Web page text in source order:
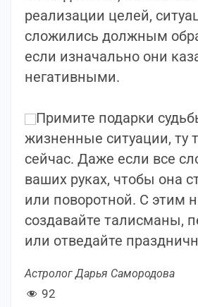
реализации целей,
сложились должным
если изначально они
негативными.
Примите подарки
жизненные ситуации, ту
сейчас. Даже если все
ваших руках, чтобы она
или поворотной. С этим
создавайте талисманы,
или отведайте
Астролог Дарья Самородова
92